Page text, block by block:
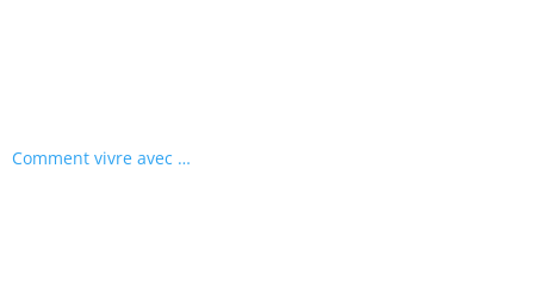
Comment vivre avec sa maladie ?